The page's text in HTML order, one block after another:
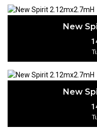
New
New